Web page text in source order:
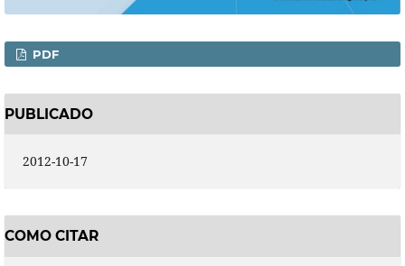
PDF
PUBLICADO
2012-10-17
COMO CITAR